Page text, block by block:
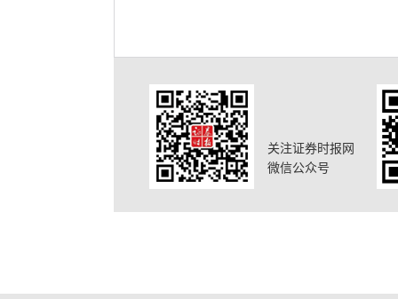
关注证券时报网
微信公众号